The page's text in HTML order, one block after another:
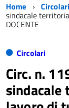
Home Circolari
sindacale
DOCENTE
Circolari
Circ. n.
sindacale